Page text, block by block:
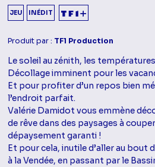
JEU INÉDIT
Produit par : TF1 Production
Le soleil au zénith, les
Décollage imminent pour les
Et pour profiter d’un repos bien
l’endroit parfait.
Valérie Damidot vous emmène
de rêve dans des paysages à
dépaysement garanti !
Et pour cela, inutile d’aller au bout
à la Vendée, en passant par le